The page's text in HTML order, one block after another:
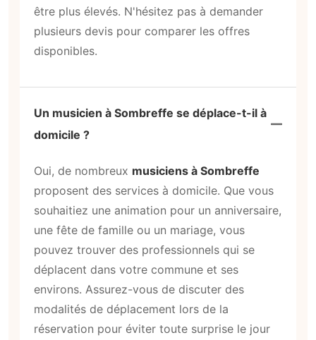
être plus élevés. N'hésitez pas à demander
plusieurs devis pour comparer les offres
disponibles.
Un musicien à Sombreffe se déplace-t-il à
domicile ?
Oui, de nombreux musiciens à Sombreffe
proposent des services à domicile. Que vous
souhaitiez une animation pour un anniversaire,
une fête de famille ou un mariage, vous
pouvez trouver des professionnels qui se
déplacent dans votre commune et ses
environs. Assurez-vous de discuter des
modalités de déplacement lors de la
réservation pour éviter toute surprise le jour